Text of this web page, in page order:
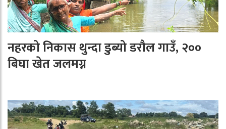
नहरको निकास थुन्दा डुब्यो डरौल गाउँ, २००
बिघा खेत जलमग्न